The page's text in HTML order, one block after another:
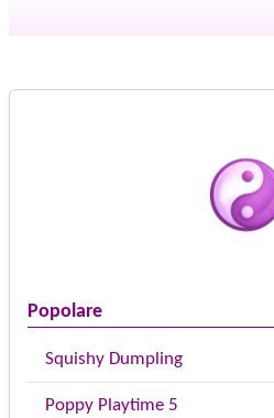
Popolare
Squishy Dumpling
Poppy Playtime 5